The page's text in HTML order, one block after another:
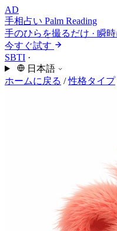
AD
手相占い Palm Reading
手のひらを撮るだけ · 瞬
今すぐ試す
SBTI ·
日本語
ホームに戻る / 性格タイプ